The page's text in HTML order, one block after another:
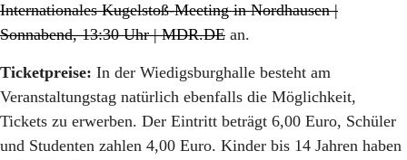
Internationales Kugelstoß-Meeting in Nordhausen |
Sonnabend, 13:30 Uhr | MDR.DE an.
Ticketpreise: In der Wiedigsburghalle besteht am
Veranstaltungstag natürlich ebenfalls die Möglichkeit,
Tickets zu erwerben. Der Eintritt beträgt 6,00 Euro, Schüler
und Studenten zahlen 4,00 Euro. Kinder bis 14 Jahren haben